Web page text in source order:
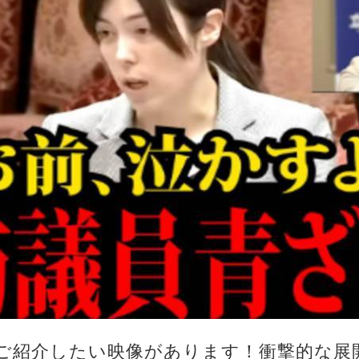
紹介したい映像があります！衝撃的な